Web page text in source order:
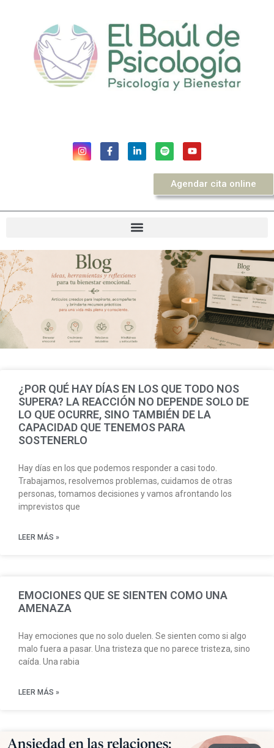
Agendar cita online
¿POR QUÉ HAY DÍAS EN LOS QUE TODO NOS
SUPERA? LA REACCIÓN NO DEPENDE SOLO DE
LO QUE OCURRE, SINO TAMBIÉN DE LA
CAPACIDAD QUE TENEMOS PARA
SOSTENERLO
Hay días en los que podemos responder a casi todo.
Trabajamos, resolvemos problemas, cuidamos de otras
personas, tomamos decisiones y vamos afrontando los
imprevistos que
LEER MÁS »
EMOCIONES QUE SE SIENTEN COMO UNA
AMENAZA
Hay emociones que no solo duelen. Se sienten como si algo
malo fuera a pasar. Una tristeza que no parece tristeza, sino
caída. Una rabia
LEER MÁS »